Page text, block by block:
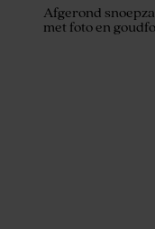
Afgerond
met foto en